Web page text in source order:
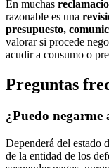
En muchas
razonable es una
presupuesto,
valorar si procede
acudir a consumo o
Preguntas
¿Puedo negarme
Dependerá del estado
de la entidad de los